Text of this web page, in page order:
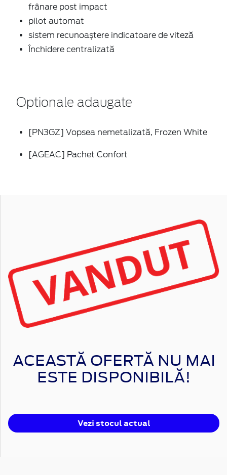
frânare post impact
pilot automat
sistem recunoaștere indicatoare de viteză
Închidere centralizată
Optionale adaugate
[PN3GZ] Vopsea nemetalizată, Frozen White
[AGEAC] Pachet Confort
ACEASTĂ OFERTĂ NU MAI
ESTE DISPONIBILĂ!
Vezi stocul actual